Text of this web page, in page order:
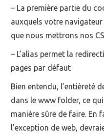
– La première partie du
auxquels votre navigateur
que nous mettrons nos
– L’alias permet la
pages par défaut
Bien entendu, l’entièreté
dans le www folder, ce
manière sûre de faire. En
l’exception de web,